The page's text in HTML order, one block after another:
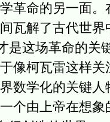
革命的另一面。
瓦解了古代世界
是这场革命的关
像柯瓦雷这样关
数学化的关键人
个由上帝在想象